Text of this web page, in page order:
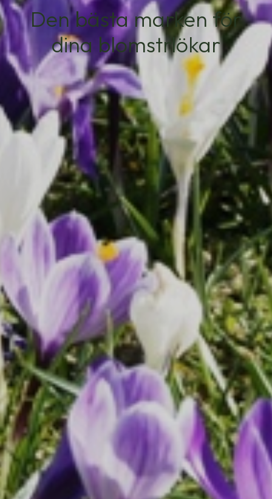
Den bästa marken för
dina blomstrlökar